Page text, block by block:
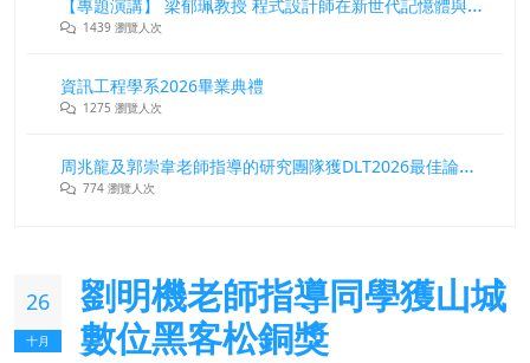
1439 瀏覽人次
資訊工程學系2026畢業典禮
1275 瀏覽人次
周兆龍及郭崇韋老師指導的研究團隊獲DLT2026最佳論文獎
774 瀏覽人次
26
十月
劉明機老師指導同學獲山城
數位黑客松銅獎